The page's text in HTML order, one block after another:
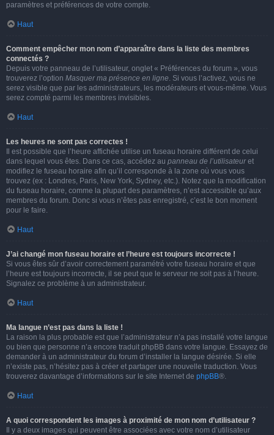
paramètres et préférences de votre compte.
Haut
Comment empêcher mon nom d’apparaître dans la liste des membres
connectés ?
Depuis votre panneau de l’utilisateur, onglet « Préférences du forum », vous
trouverez l’option Masquer ma présence en ligne. Si vous l’activez, vous ne
serez visible que par les administrateurs, les modérateurs et vous-même. Vous
serez compté parmi les membres invisibles.
Haut
Les heures ne sont pas correctes !
Il est possible que l’heure affichée utilise un fuseau horaire différent de celui
dans lequel vous êtes. Dans ce cas, accédez au panneau de l’utilisateuret
modifiez le fuseau horaire afin qu’il corresponde à la zone où vous vous
trouvez (ex : Londres, Paris, New York, Sydney, etc.). Notez que la modification
du fuseau horaire, comme la plupart des paramètres, n’est accessible qu’aux
membres du forum. Donc si vous n’êtes pas enregistré, c’est le bon moment
pour le faire.
Haut
J’ai changé mon fuseau horaire et l’heure est toujours incorrecte !
Si vous êtes sûr d’avoir correctement paramétré votre fuseau horaire et que
l’heure est toujours incorrecte, il se peut que le serveur ne soit pas à l’heure.
Signalez ce problème à un administrateur.
Haut
Ma langue n’est pas dans la liste !
La raison la plus probable est que l’administrateur n’a pas installé votre langue
ou bien que personne n’a encore traduit phpBB dans votre langue. Essayez de
demander à un administrateur du forum d’installer la langue désirée. Si elle
n’existe pas, n’hésitez pas à créer et partager une nouvelle traduction. Vous
trouverez davantage d’informations sur le site Internet de phpBB®.
Haut
A quoi correspondent les images à proximité de mon nom d’utilisateur ?
Il y a deux images qui peuvent être associées avec votre nom d’utilisateur